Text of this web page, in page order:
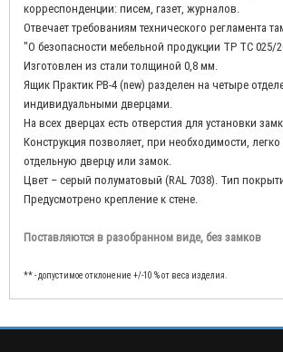
корреспонденции: писем, газет, журналов.
Отвечает требованиям технического регламента
"О безопасности мебельной продукции ТР ТС 025/
Изготовлен из стали толщиной 0,8 мм.
Ящик Практик PB-4 (new) разделен на четыре
индивидуальными дверцами.
На всех дверцах есть отверстия для установки
Конструкция позволяет, при необходимости,
отдельную дверцу или замок.
Цвет – cерый полуматовый (RAL 7038). Тип
Предусмотрено крепление к стене.
Поставляются в разобранном виде, без замков
** - допустимое отклонение +/-10 % от веса изделия.